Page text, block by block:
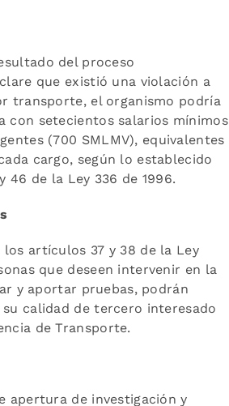
del proceso
que existió una violación a
transporte, el organismo podría
con setecientos salarios mínimos
(700 SMLMV), equivalentes
cargo, según lo establecido
de la Ley 336 de 1996.
artículos 37 y 38 de la Ley
que deseen intervenir en la
y aportar pruebas, podrán
calidad de tercero interesado
de Transporte.
apertura de investigación y